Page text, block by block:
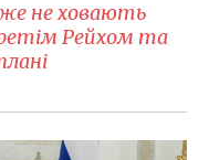
не ховають
Рейхом та